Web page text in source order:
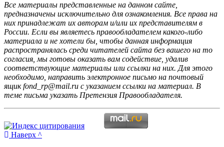
Все материалы представленные на данном сайте,
предназначены исключительно для ознакомления. Все права на
них принадлежат их авторам и/или их представителям в
России. Если вы являетесь правообладателем какого-либо
материала и не хотели бы, чтобы данная информация
распространялась среди читателей сайта без вашего на то
согласия, мы готовы оказать вам содействие, удалив
соответствующие материалы или ссылки на них. Для этого
необходимо, направить электронное письмо на почтовый
ящик fond_rp@mail.ru с указанием ссылки на материал. В
теме письма указать Претензия Правообладателя.
Наверх ^